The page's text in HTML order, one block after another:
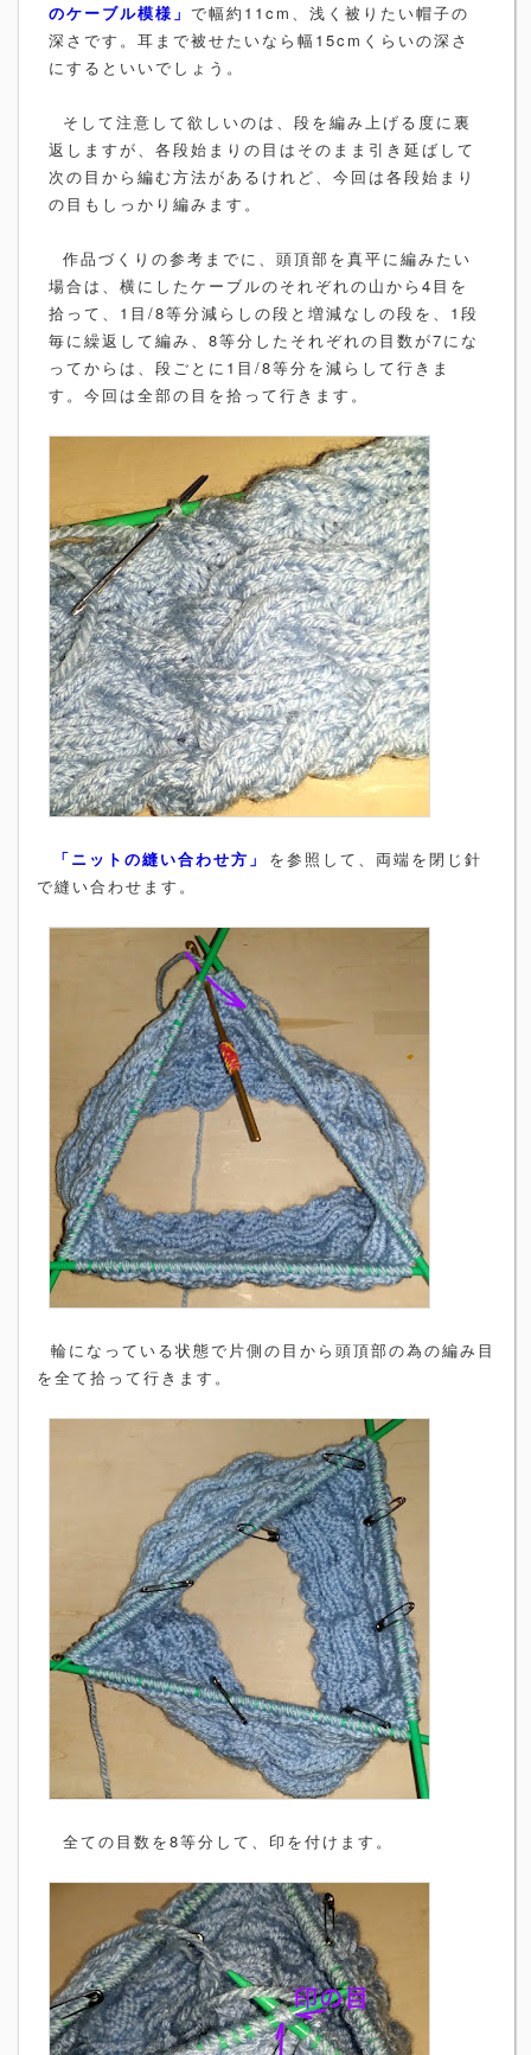
のケーブル模様」 で幅約11cm、浅く被りたい帽子の
深さです。耳まで被せたいなら幅15cmくらいの深さ
にするといいでしょう。
そして注意して欲しいのは、段を編み上げる度に裏
返しますが、各段始まりの目はそのまま引き延ばして
次の目から編む方法があるけれど、今回は各段始まり
の目もしっかり編みます。
作品づくりの参考までに、頭頂部を真平に編みたい
場合は、横にしたケーブルのそれぞれの山から4目を
拾って、1目/8等分減らしの段と増減なしの段を、1段
毎に繰返して編み、8等分したそれぞれの目数が7にな
ってからは、段ごとに1目/8等分を減らして行きま
す。今回は全部の目を拾って行きます。
「ニットの縫い合わせ方」
を参照して、両端を閉じ針
で縫い合わせます。
輪になっている状態で片側の目から頭頂部の為の編み目
を全て拾って行きます。
全ての目数を8等分して、印を付けます。